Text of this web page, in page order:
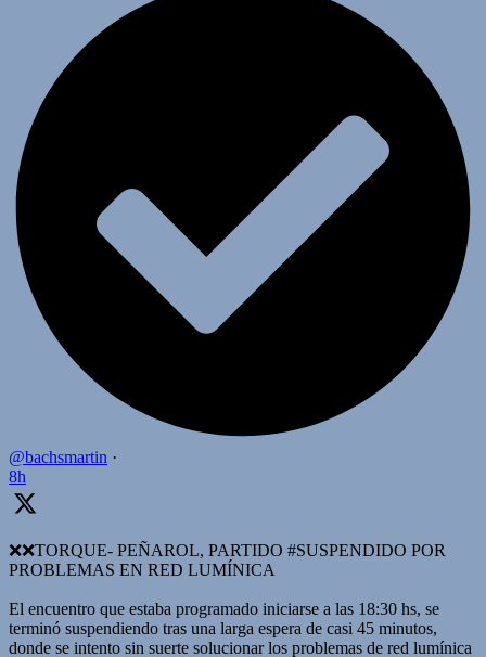
@bachsmartin ·
8h
❌️❌TORQUE- PEÑAROL, PARTIDO #SUSPENDIDO POR
PROBLEMAS EN RED LUMÍNICA
El encuentro que estaba programado iniciarse a las 18:30 hs, se
terminó suspendiendo tras una larga espera de casi 45 minutos,
donde se intento sin suerte solucionar los problemas de red lumínica